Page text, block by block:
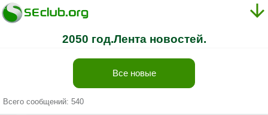
2050 год.Лента новостей.
Все новые
Всего сообщений: 540